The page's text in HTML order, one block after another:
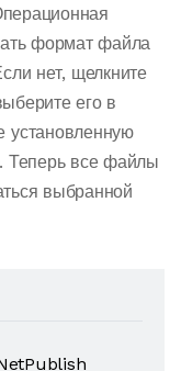
формат файла
нет, щелкните
его в
установленную
Теперь все файлы
выбранной